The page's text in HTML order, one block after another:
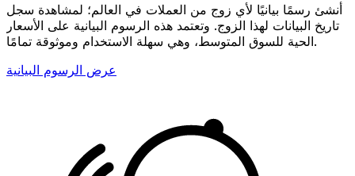
أنشئ رسمًا بيانيًا لأي زوج من العملات في العالم؛ لمشاهدة سجل
تاريخ البيانات لهذا الزوج. وتعتمد هذه الرسوم البيانية على الأسعار
الحية للسوق المتوسط، وهي سهلة الاستخدام وموثوقة تمامًا.
عرض الرسوم البيانية